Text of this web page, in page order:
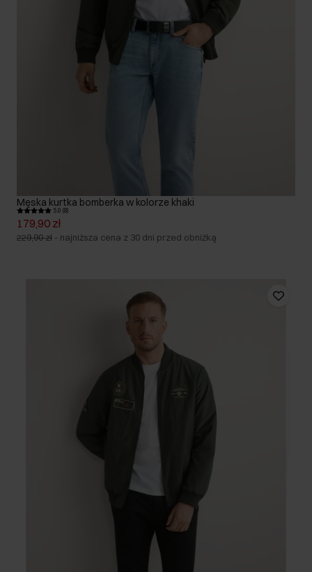
Męska kurtka bomberka w kolorze khaki
5.0 (8)
179,90 zł
229,90 zł - najniższa cena z 30 dni przed obniżką